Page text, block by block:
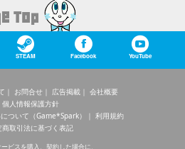
STEAM Facebook YouTube
お問合せ 広告掲載
会社概要
個人情報保護方針
ついて（Game*Spark）
利用規約
商取引法に基づく表記
ビスを購入、契約した場合に、